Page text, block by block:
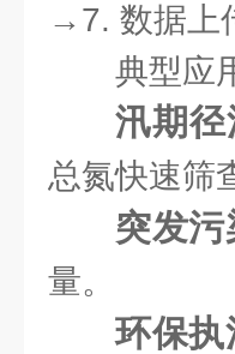
→7. 数据上
典型应
汛期径
总氮快速筛
突发
量。
环保